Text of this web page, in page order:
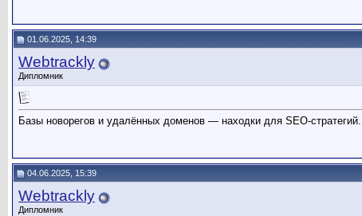
01.06.2025, 14:39
Webtrackly
Дипломник
Базы новорегов и удалённых доменов — находки для SEO-стратегий.
04.06.2025, 15:39
Webtrackly
Дипломник